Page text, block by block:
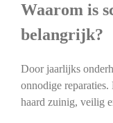
Waarom is
belangrijk?
Door jaarlijks
onnodige
haard zuinig, veilig